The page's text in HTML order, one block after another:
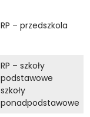
RP – przedszkola
RP – szkoły
podstawowe
szkoły
ponadpodstawowe